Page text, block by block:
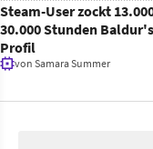
Steam-User zockt
30.000 Stunden
Profil
von Samara Summer